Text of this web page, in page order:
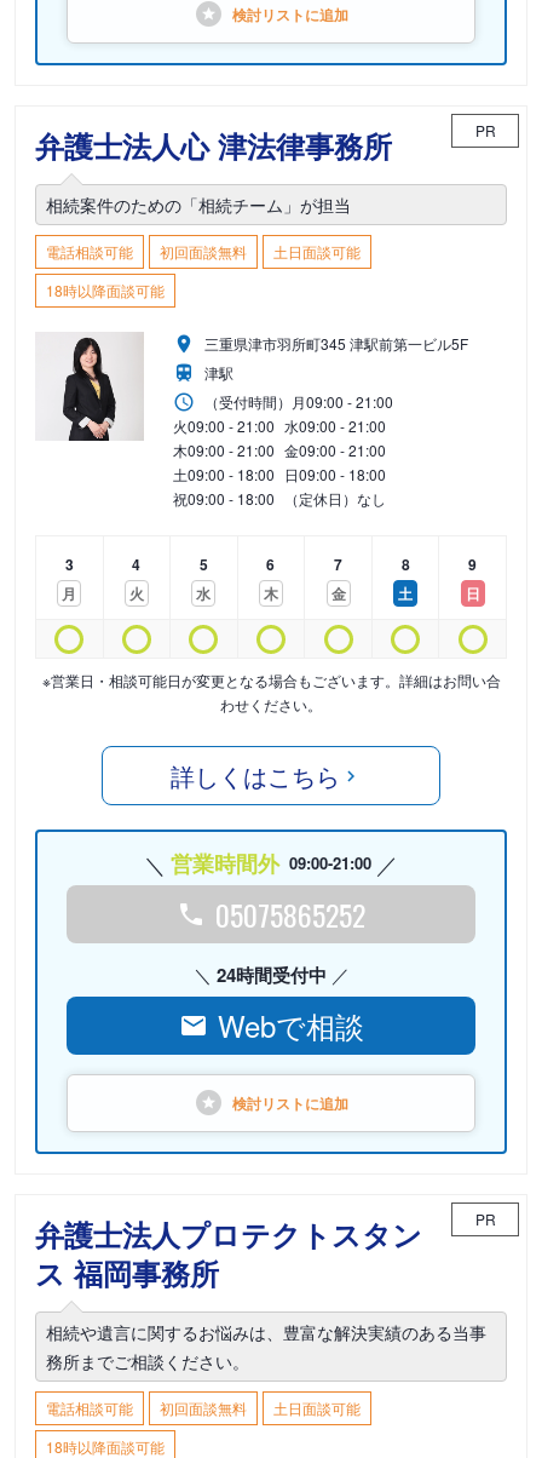
検討リストに追加
弁護士法人心 津法律事務所 PR
相続案件のための「相続チーム」が担当
電話相談可能 初回面談無料
土日面談可能
18時以降面談可能
三重県津市羽所町345 津駅前第一ビル5F
津駅
（受付時間） 月09:00 - 21:00
火09:00 - 21:00 水09:00 - 21:00
木09:00 - 21:00 金09:00 - 21:00
土09:00 - 18:00 日09:00 - 18:00
祝09:00 - 18:00 （定休日）なし
3
月
4
火
5
水
6
木
7
金
8
土
9
日
※営業日・相談可能日が変更となる場合もございます。詳細はお問い合
わせください。
詳しくはこちら
営業時間外 09:00-21:00
05075865252
24時間受付中
Webで相談
検討リストに追加
弁護士法人プロテクトスタン
ス 福岡事務所
PR
相続や遺言に関するお悩みは、豊富な解決実績のある当事
務所までご相談ください。
電話相談可能 初回面談無料
土日面談可能
18時以降面談可能